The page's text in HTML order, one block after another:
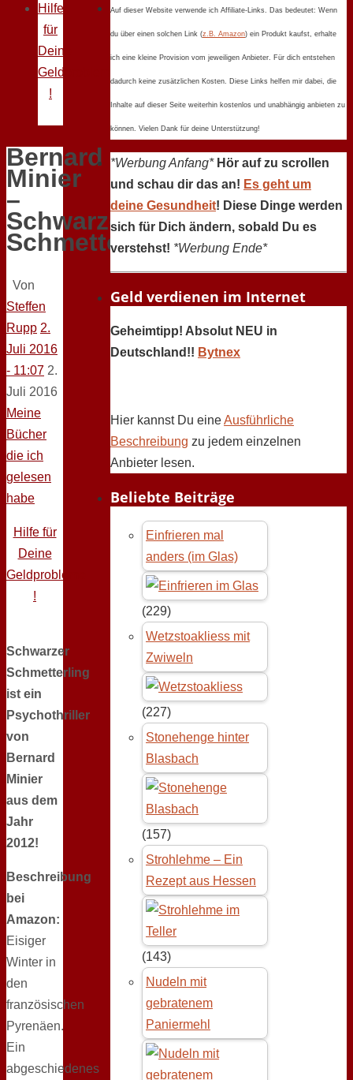
Hilfe
für
Deine
Geldprobleme
!
Bernard
Minier
–
Schwarzer
Schmetterling
Von
Steffen
Rupp 2.
Juli 2016
- 11:07 2.
Juli 2016
Meine
Bücher
die ich
gelesen
habe
Hilfe für
Deine
Geldprobleme
!
Schwarzer
Schmetterling
ist ein
Psychothriller
von
Bernard
Minier
aus dem
Jahr
2012!
Beschreibung
bei
Amazon:
Eisiger
Winter in
den
französischen
Pyrenäen.
Ein
abgeschiedenes
Auf dieser Website verwende ich Affiliate-Links. Das bedeutet: Wenn
du über einen solchen Link (z.B. Amazon) ein Produkt kaufst, erhalte
ich eine kleine Provision vom jeweiligen Anbieter. Für dich entstehen
dadurch keine zusätzlichen Kosten. Diese Links helfen mir dabei, die
Inhalte auf dieser Seite weiterhin kostenlos und unabhängig anbieten zu
können. Vielen Dank für deine Unterstützung!
*Werbung Anfang* Hör auf zu scrollen
und schau dir das an! Es geht um
deine Gesundheit! Diese Dinge werden
sich für Dich ändern, sobald Du es
verstehst! *Werbung Ende*
Geld verdienen im Internet
Geheimtipp! Absolut NEU in
Deutschland!! Bytnex
Hier kannst Du eineAusführliche
Beschreibung zu jedem einzelnen
Anbieter lesen.
Beliebte Beiträge
Einfrieren mal
anders (im Glas)
(229)
Wetzstoakliess mit
Zwiweln
(227)
Stonehenge hinter
Blasbach
(157)
Strohlehme – Ein
Rezept aus Hessen
(143)
Nudeln mit
gebratenem
Paniermehl